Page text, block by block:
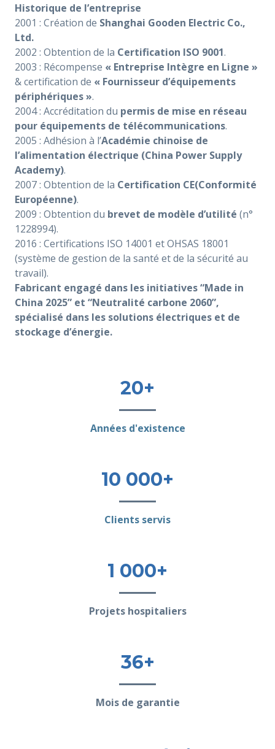
Historique de l’entreprise
2001 : Création de Shanghai Gooden Electric Co.,
Ltd.
2002 : Obtention de la Certification ISO 9001.
2003 : Récompense « Entreprise Intègre en Ligne »
& certification de « Fournisseur d’équipements
périphériques ».
2004 : Accréditation du permis de mise en réseau
pour équipements de télécommunications.
2005 : Adhésion à l’Académie chinoise de
l’alimentation électrique (China Power Supply
Academy).
2007 : Obtention de la Certification CE(Conformité
Européenne).
2009 : Obtention du brevet de modèle d’utilité (n°
1228994).
2016 : Certifications ISO 14001 et OHSAS 18001
(système de gestion de la santé et de la sécurité au
travail).
Fabricant engagé dans les initiatives “Made in
China 2025” et “Neutralité carbone 2060”,
spécialisé dans les solutions électriques et de
stockage d’énergie.
20+
Années d'existence
10 000+
Clients servis
1 000+
Projets hospitaliers
36+
Mois de garantie